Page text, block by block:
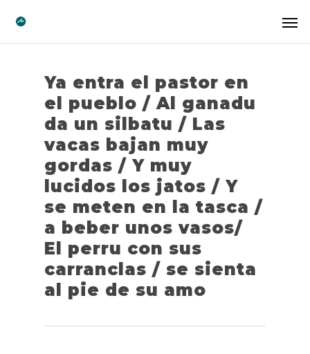
Ya entra el pastor en
el pueblo / Al ganadu
da un silbatu / Las
vacas bajan muy
gordas / Y muy
lucidos los jatos / Y
se meten en la tasca /
a beber unos vasos/
El perru con sus
carranclas / se sienta
al pie de su amo